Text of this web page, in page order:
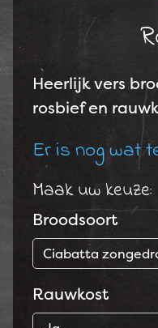
Heerlijk vers
rosbief en
Er is nog wat
Maak uw keuze:
Broodsoort
Rauwkost